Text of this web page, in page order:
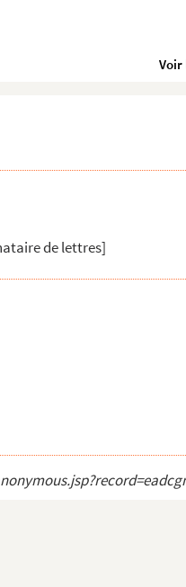
de lettres]